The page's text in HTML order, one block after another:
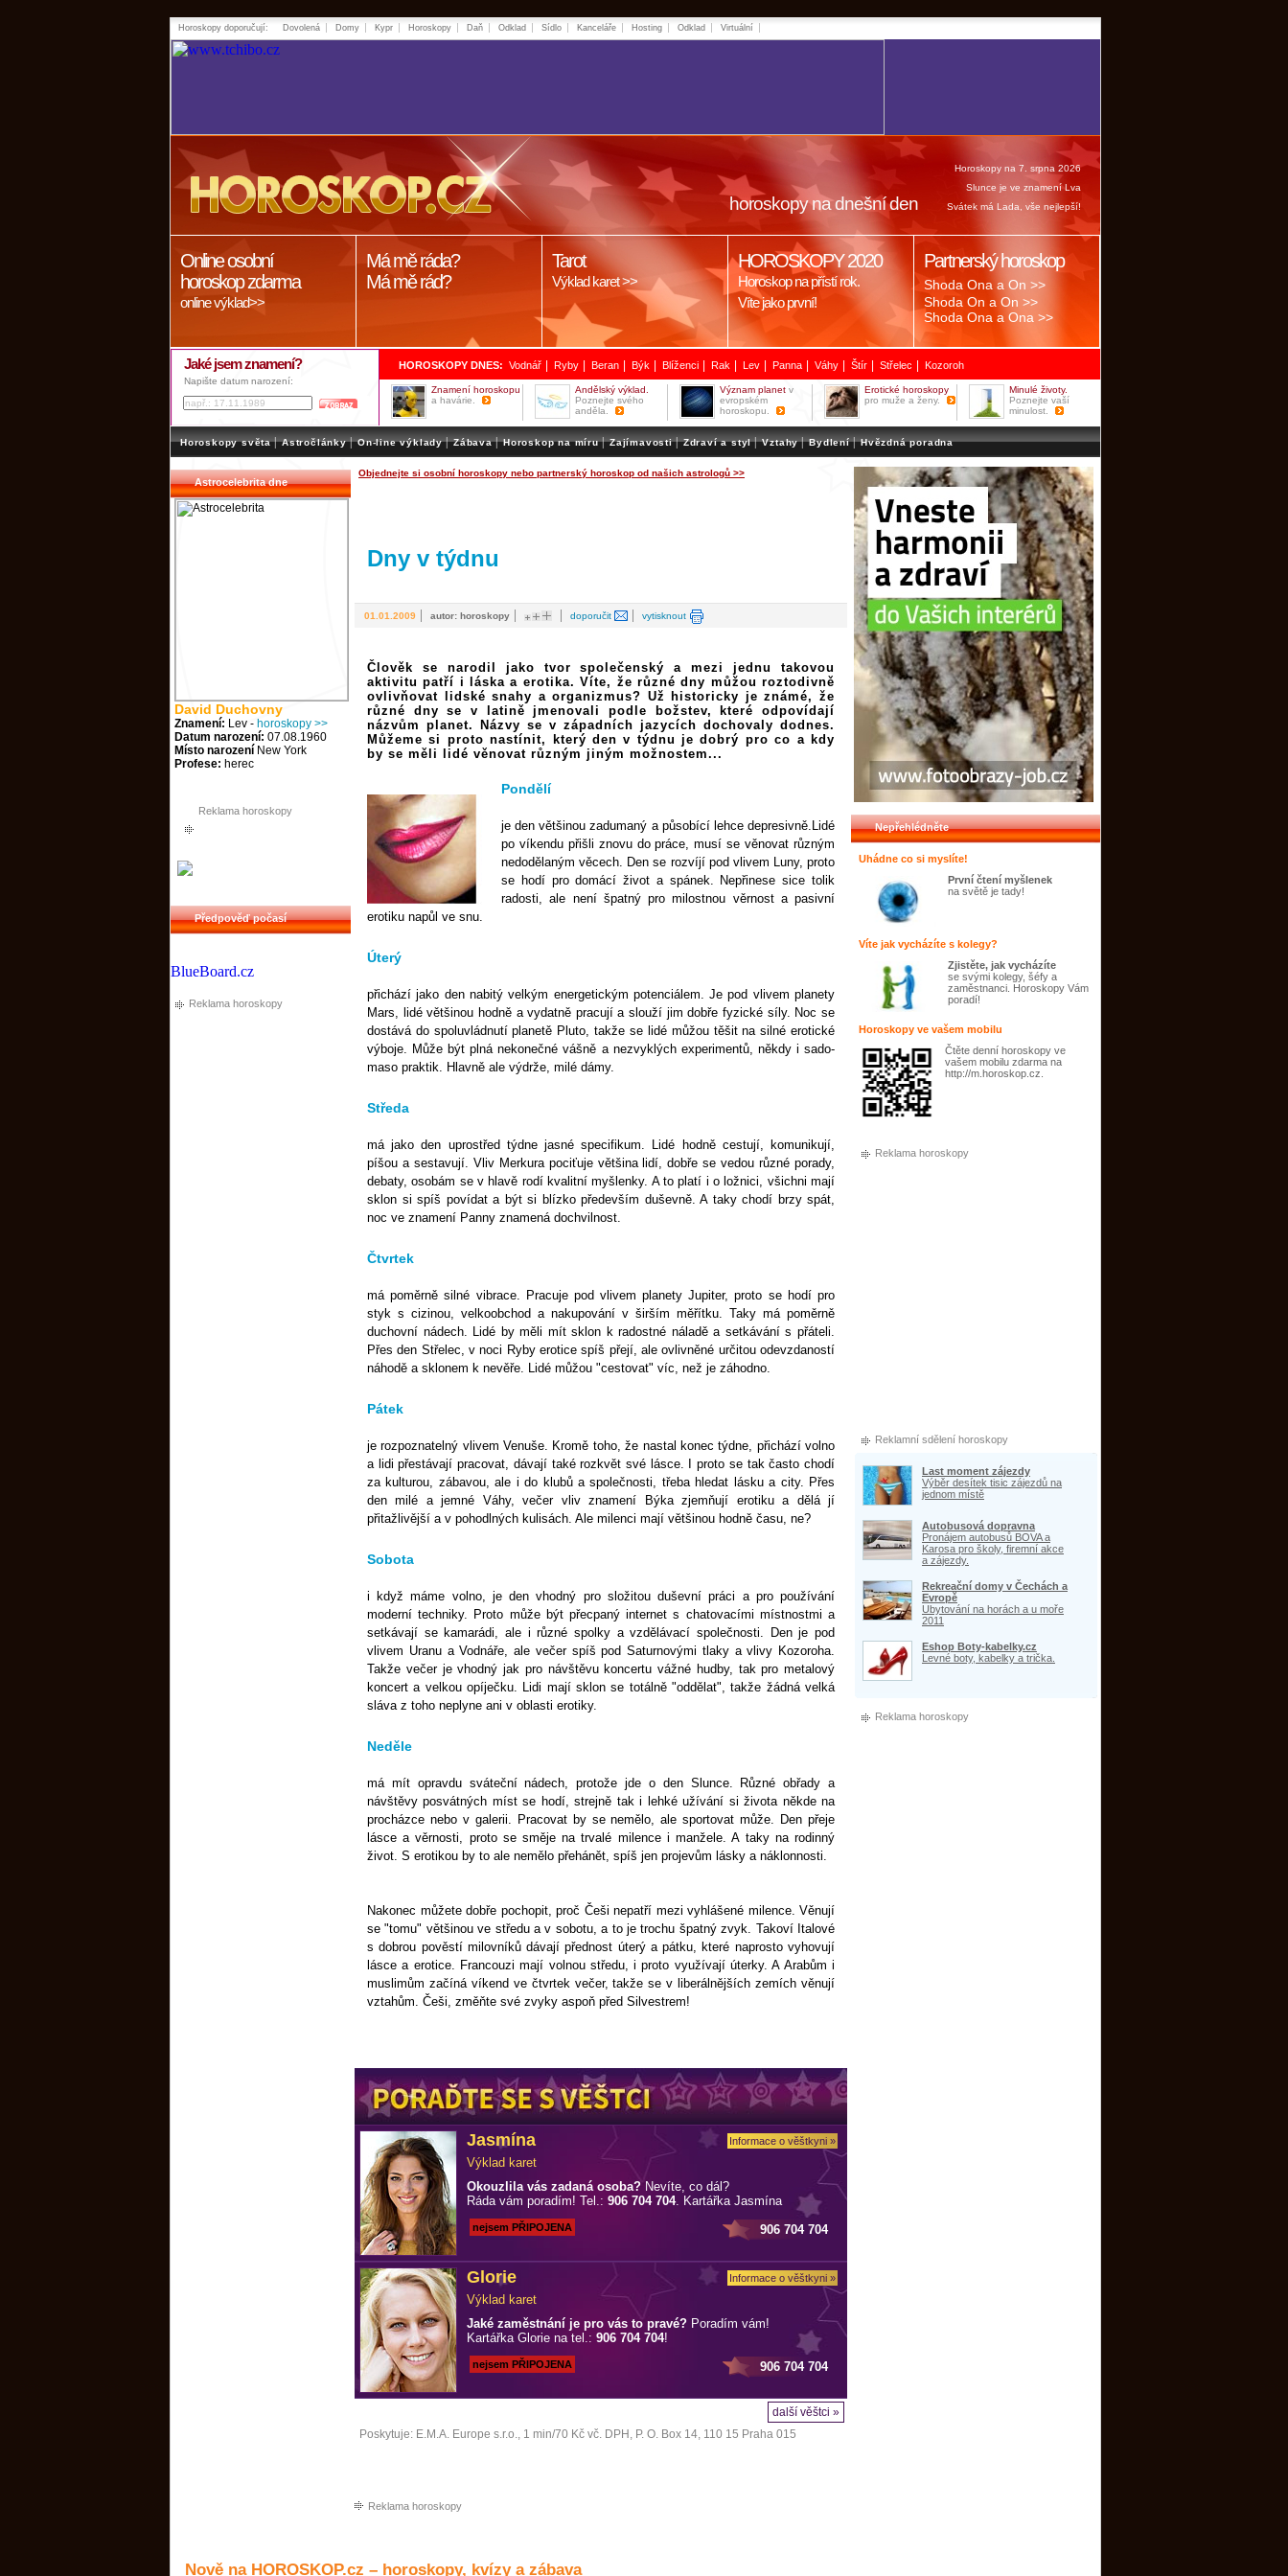
Horoskopy doporučují: Dovolená Domy Kypr Horoskopy Daň Odklad Sídlo Kanceláře Hosting Odklad Virtuální
Horoskopy na 7. srpna 2026
Slunce je ve znamení Lva
Svátek má Lada, vše nejlepší!
horoskopy na dnešní den
Online osobní
horoskop zdarma
online výklad>>
Má mě ráda?
Má mě rád?
Tarot
Výklad karet >>
HOROSKOPY 2020
Horoskop na přístí rok.
Víte jako první!
Partnerský horoskop
Shoda Ona a On >>
Shoda On a On >>
Shoda Ona a Ona >>
Jaké jsem znamení?
Napište datum narození:
HOROSKOPY DNES: Vodnář Ryby Beran Býk Blíženci Rak Lev Panna Váhy Štír Střelec Kozoroh
Znamení horoskopu
a havárie.
Andělský výklad.
Poznejte svého
anděla.
Význam planet v
evropském
horoskopu.
Erotické horoskopy
pro muže a ženy.
Minulé životy.
Poznejte vaší
minulost.
Horoskopy světa | Astročlánky | On-line výklady | Zábava | Horoskop na míru | Zajímavosti | Zdraví a styl | Vztahy | Bydlení | Hvězdná poradna
Astrocelebrita dne
David Duchovny
Znamení: Lev - horoskopy >>
Datum narození: 07.08.1960
Místo narození New York
Profese: herec
Reklama horoskopy
Předpověď počasí
BlueBoard.cz
Reklama horoskopy
Objednejte si osobní horoskopy nebo partnerský horoskop od našich astrologů >>
Dny v týdnu
01.01.2009 | autor: horoskopy | | doporučit | vytisknout
Člověk se narodil jako tvor společenský a mezi jednu takovou
aktivitu patří i láska a erotika. Víte, že různé dny můžou roztodivně
ovlivňovat lidské snahy a organizmus? Už historicky je známé, že
různé dny se v latině jmenovali podle božstev, které odpovídají
názvům planet. Názvy se v západních jazycích dochovaly dodnes.
Můžeme si proto nastínit, který den v týdnu je dobrý pro co a kdy
by se měli lidé věnovat různým jiným možnostem...
Pondělí
je den většinou zadumaný a působící lehce depresivně.Lidé
po víkendu přišli znovu do práce, musí se věnovat různým
nedodělaným věcech. Den se rozvíjí pod vlivem Luny, proto
se hodí pro domácí život a spánek. Nepřinese sice tolik
radosti, ale není špatný pro milostnou věrnost a pasivní
erotiku napůl ve snu.
Úterý
přichází jako den nabitý velkým energetickým potenciálem. Je pod vlivem planety
Mars, lidé většinou hodně a vydatně pracují a slouží jim dobře fyzické síly. Noc se
dostává do spoluvládnutí planetě Pluto, takže se lidé můžou těšit na silné erotické
výboje. Může být plná nekonečné vášně a nezvyklých experimentů, někdy i sado-
maso praktik. Hlavně ale výdrže, milé dámy.
Středa
má jako den uprostřed týdne jasné specifikum. Lidé hodně cestují, komunikují,
píšou a sestavují. Vliv Merkura pociťuje většina lidí, dobře se vedou různé porady,
debaty, osobám se v hlavě rodí kvalitní myšlenky. A to platí i o ložnici, všichni mají
sklon si spíš povídat a být si blízko především duševně. A taky chodí brzy spát,
noc ve znamení Panny znamená dochvilnost.
Čtvrtek
má poměrně silné vibrace. Pracuje pod vlivem planety Jupiter, proto se hodí pro
styk s cizinou, velkoobchod a nakupování v širším měřítku. Taky má poměrně
duchovní nádech. Lidé by měli mít sklon k radostné náladě a setkávání s přáteli.
Přes den Střelec, v noci Ryby erotice spíš přejí, ale ovlivněné určitou odevzdaností
náhodě a sklonem k nevěře. Lidé můžou "cestovat" víc, než je záhodno.
Pátek
je rozpoznatelný vlivem Venuše. Kromě toho, že nastal konec týdne, přichází volno
a lidi přestávají pracovat, dávají také rozkvět své lásce. I proto se tak často chodí
za kulturou, zábavou, ale i do klubů a společnosti, třeba hledat lásku a city. Přes
den milé a jemné Váhy, večer vliv znamení Býka zjemňují erotiku a dělá jí
přitažlivější a v pohodlných kulisách. Ale milenci mají většinou hodně času, ne?
Sobota
i když máme volno, je den vhodný pro složitou duševní práci a pro používání
moderní techniky. Proto může být přecpaný internet s chatovacími místnostmi a
setkávají se kamarádi, ale i různé spolky a vzdělávací společnosti. Den je pod
vlivem Uranu a Vodnáře, ale večer spíš pod Saturnovými tlaky a vlivy Kozoroha.
Takže večer je vhodný jak pro návštěvu koncertu vážné hudby, tak pro metalový
koncert a velkou opíječku. Lidi mají sklon se totálně "oddělat", takže žádná velká
sláva z toho neplyne ani v oblasti erotiky.
Neděle
má mít opravdu sváteční nádech, protože jde o den Slunce. Různé obřady a
návštěvy posvátných míst se hodí, strejně tak i lehké užívání si života někde na
procházce nebo v galerii. Pracovat by se nemělo, ale sportovat může. Den přeje
lásce a věrnosti, proto se směje na trvalé milence i manžele. A taky na rodinný
život. S erotikou by to ale nemělo přehánět, spíš jen projevům lásky a náklonnosti.
Nakonec můžete dobře pochopit, proč Češi nepatří mezi vyhlášené milence. Věnují
se "tomu" většinou ve středu a v sobotu, a to je trochu špatný zvyk. Takoví Italové
s dobrou pověstí milovníků dávají přednost úterý a pátku, které naprosto vyhovují
lásce a erotice. Francouzi mají volnou středu, i proto využívají úterky. A Arabům i
muslimům začíná víkend ve čtvrtek večer, takže se v liberálnějších zemích věnují
vztahům. Češi, změňte své zvyky aspoň před Silvestrem!
Jasmína
Výklad karet
Informace o věštkyni »
Okouzlila vás zadaná osoba? Nevíte, co dál?
Ráda vám poradím! Tel.: 906 704 704. Kartářka Jasmína
nejsem PŘIPOJENA 906 704 704
Glorie
Výklad karet
Informace o věštkyni »
Jaké zaměstnání je pro vás to pravé? Poradím vám!
Kartářka Glorie na tel.: 906 704 704!
nejsem PŘIPOJENA 906 704 704
další věštci »
Poskytuje: E.M.A. Europe s.r.o., 1 min/70 Kč vč. DPH, P. O. Box 14, 110 15 Praha 015
Reklama horoskopy
Nepřehlédněte
Uhádne co si myslíte!
První čtení myšlenek
na světě je tady!
Víte jak vycházíte s kolegy?
Zjistěte, jak vycházíte
se svými kolegy, šéfy a
zaměstnanci. Horoskopy Vám
poradí!
Horoskopy ve vašem mobilu
Čtěte denní horoskopy ve
vašem mobilu zdarma na
http://m.horoskop.cz.
Reklama horoskopy
Reklamní sdělení horoskopy
Last moment zájezdy
Výběr desítek tisic zájezdů na
jednom místě
Autobusová dopravna
Pronájem autobusů BOVA a
Karosa pro školy, firemní akce
a zájezdy.
Rekreační domy v Čechách a
Evropě
Ubytování na horách a u moře
2011
Eshop Boty-kabelky.cz
Levné boty, kabelky a trička.
Reklama horoskopy
Nově na HOROSKOP.cz – horoskopy, kvízy a zábava